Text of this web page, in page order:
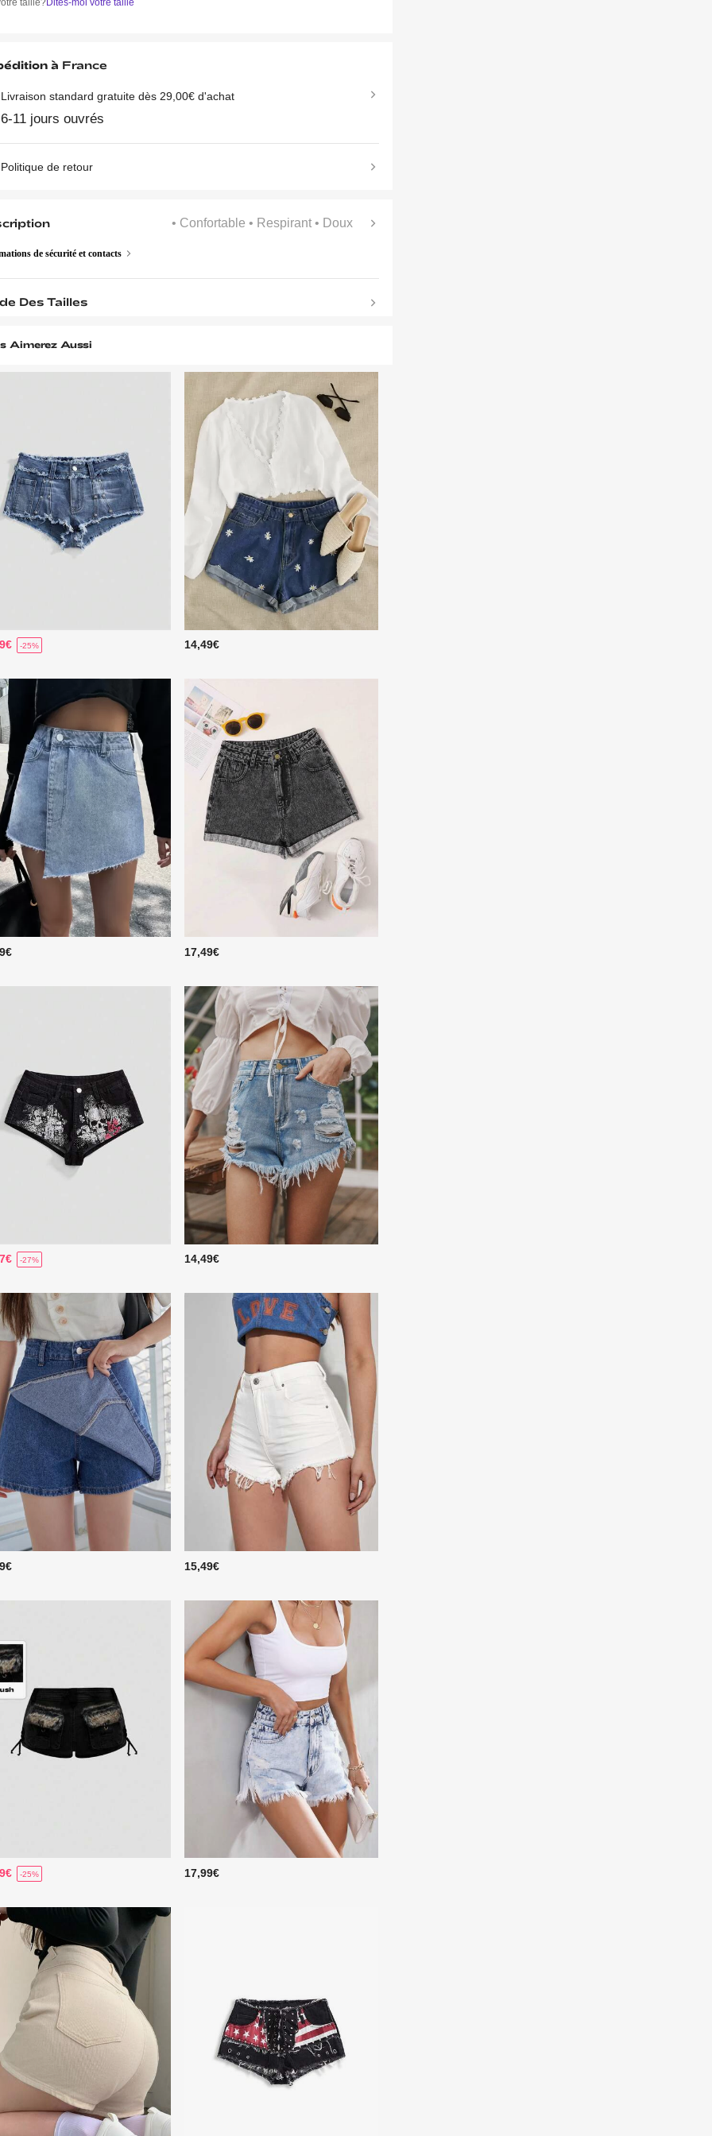
taille?Dites-moi votre taille
à France
Livraison standard gratuite dès 29,00€ d'achat
6-11 jours ouvrés
Politique de retour
• Confortable • Respirant • Doux
de sécurité et contacts
Des Tailles
Aimerez Aussi
-25% 14,49€
17,49€
-27% 14,49€
15,49€
-25% 17,99€